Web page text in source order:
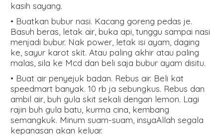
kasih sayang.
• Buatkan bubur nasi. Kacang goreng pedas je.
Basuh beras, letak air, buka api, tunggu sampai nasi
menjadi bubur. Nak power, letak isi ayam, daging
ke, sayur karot skit. Atau paling akhir atau paling
malas, sila ke Mcd dan beli saja bubur ayam disitu.
• Buat air penyejuk badan. Rebus air. Beli kat
speedmart banyak. 10 rb ja sebungkus. Rebus dan
ambil air, buh gula skit sekali dengan lemon. Lagi
rajin buh gula batu, kurma cina, kembang
semangkuk. Minum suam-suam, insyaAllah segala
kepanasan akan keluar.